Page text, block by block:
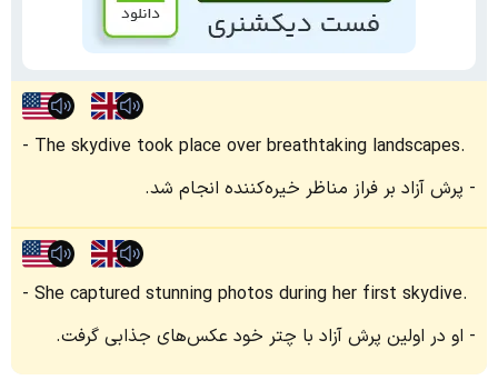
The skydive took place over breathtaking landscapes.
پرش آزاد بر فراز مناظر خیره‌کننده انجام شد.
She captured stunning photos during her first skydive.
او در اولین پرش آزاد با چتر خود عکس‌های جذابی گرفت.